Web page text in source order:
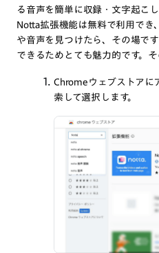
る音声を簡単に収録・文字起こ
Notta拡張機能は無料で利用でき
や音声を見つけたら、その場で
できるためとても魅力的です。そ
Chromeウェブストア に
索して選択します。